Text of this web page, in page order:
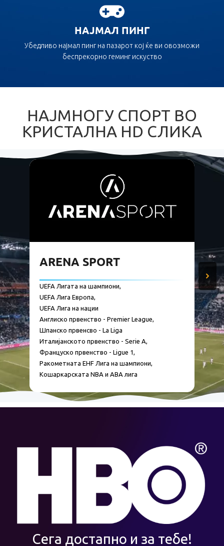
НАЈМАЛ ПИНГ
Убедливо најмал пинг на пазарот кој ќе ви овозможи
беспрекорно геминг искуство
НАЈМНОГУ СПОРТ ВО
КРИСТАЛНА HD СЛИКА
ARENA SPORT
UEFA Лигата на шампиони,
UEFA Лига Европа,
UEFA Лига на нации
Англиско првенство - Premier League,
Шпанско првенсво - La Liga
Италијанското првенство - Serie A,
Француско првенство - Ligue 1,
Ракометната EHF Лига на шампиони,
Кошаркарската NBA и ABA лига
Сега достапно и за тебе!